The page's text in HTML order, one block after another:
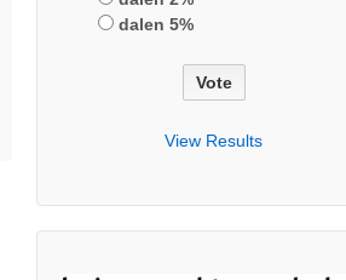
dalen 5%
View Results